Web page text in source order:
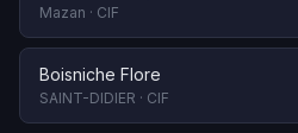
Mazan · CIF
Boisniche Flore
SAINT-DIDIER · CIF